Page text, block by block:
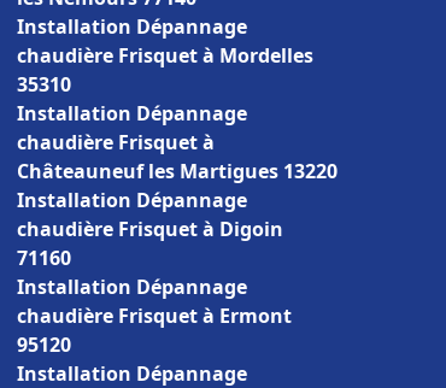
Installation Dépannage
chaudière Frisquet à Mordelles
35310
Installation Dépannage
chaudière Frisquet à
Châteauneuf les Martigues 13220
Installation Dépannage
chaudière Frisquet à Digoin
71160
Installation Dépannage
chaudière Frisquet à Ermont
95120
Installation Dépannage